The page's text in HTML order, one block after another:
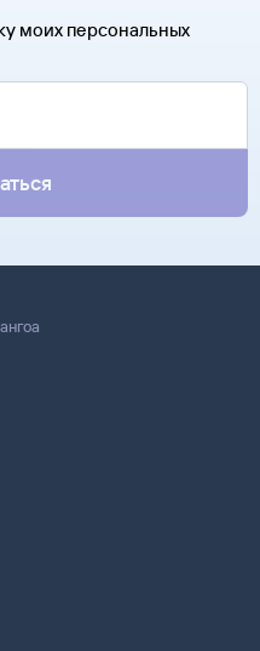
моих персональных